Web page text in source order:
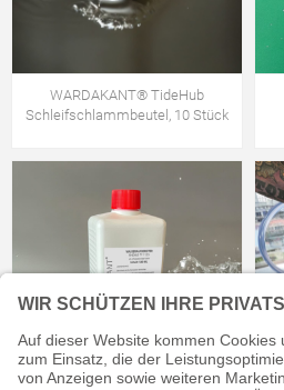
WARDAKANT® TideHub
Schleifschlammbeutel, 10 Stück